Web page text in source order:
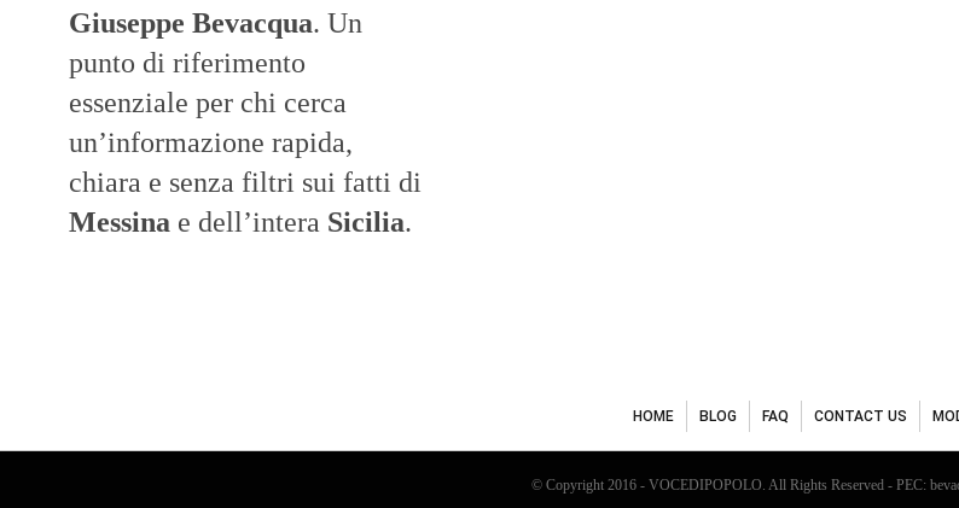
Giuseppe Bevacqua. Un
punto di riferimento
essenziale per chi cerca
un’informazione rapida,
chiara e senza filtri sui fatti di
Messina e dell’intera Sicilia.
HOME BLOG FAQ CONTACT US
© Copyright 2016 - VOCEDIPOPOLO. All Rights Reserved - PEC: